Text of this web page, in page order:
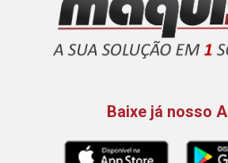
Baixe já nosso